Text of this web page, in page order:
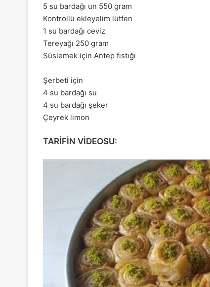
5 su bardağı un 550 gram
Kontrollü ekleyelim lütfen
1 su bardağı ceviz
Tereyağı 250 gram
Süslemek için Antep fıstığı
Şerbeti için
4 su bardağı su
4 su bardağı şeker
Çeyrek limon
TARİFİN VİDEOSU: